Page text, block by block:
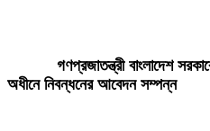
গণপ্রজাতন্ত্রী বাংলাদেশ
অধীনে নিবন্ধনের আবেদন সম্পন্ন